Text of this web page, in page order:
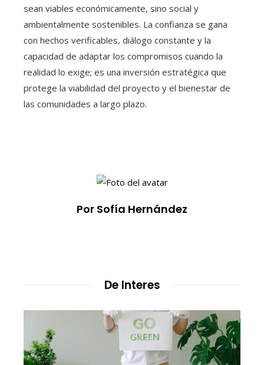
sean viables económicamente, sino social y
ambientalmente sostenibles. La confianza se gana
con hechos verificables, diálogo constante y la
capacidad de adaptar los compromisos cuando la
realidad lo exige; es una inversión estratégica que
protege la viabilidad del proyecto y el bienestar de
las comunidades a largo plazo.
Por Sofía Hernández
De Interes